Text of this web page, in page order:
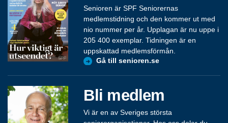
Senioren är SPF Seniorernas
medlemstidning och den kommer ut med
nio nummer per år. Upplagan är nu uppe i
205 400 exemplar. Tidningen är en
uppskattad medlemsförmån.
Gå till senioren.se
Bli medlem
Vi är en av Sveriges största